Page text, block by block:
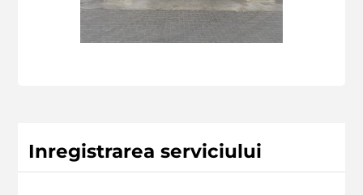
Inregistrarea serviciului